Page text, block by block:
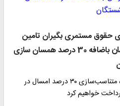
حقوق مستمری بگیران تامین
اجتماعی | واریز 2/700/000 تومان باضافه 30 درصد همسان سازی
اعمال افزایش سال جدید به همراه متناسب‌سازی ٣٠ درصد امسال در
خواهیم کرد